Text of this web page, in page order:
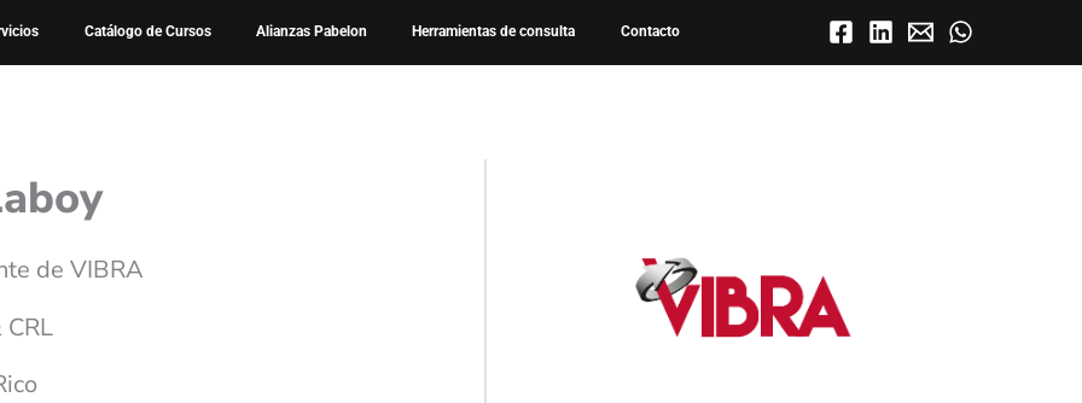
Catálogo de Cursos Alianzas Pabelon Herramientas de consulta Contacto
de VIBRA
CRL